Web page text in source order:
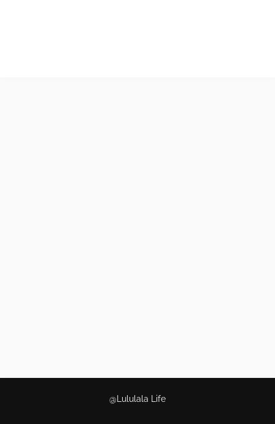
@Lululala Life